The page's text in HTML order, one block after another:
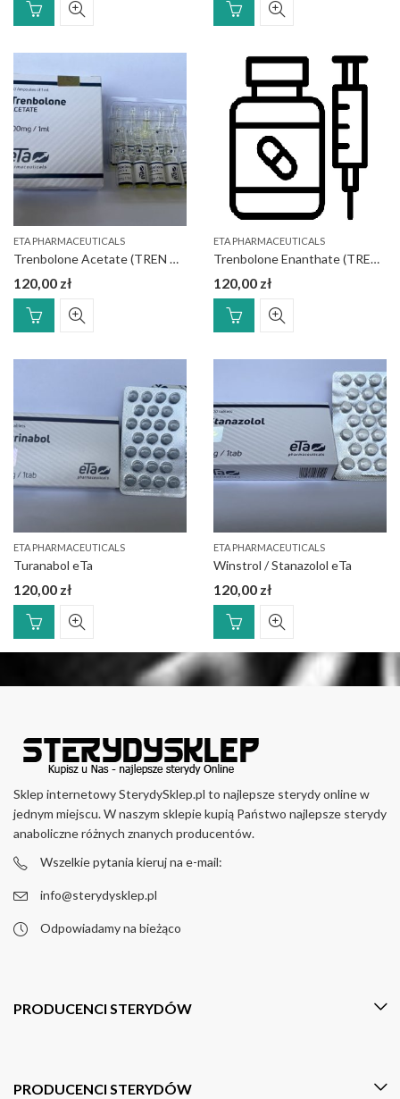
ETA PHARMACEUTICALS
Trenbolone Acetate (TREN A) eTa
120,00 zł
ETA PHARMACEUTICALS
Trenbolone Enanthate (TREN E) eTa
120,00 zł
ETA PHARMACEUTICALS
Turanabol eTa
120,00 zł
ETA PHARMACEUTICALS
Winstrol / Stanazolol eTa
120,00 zł
Sklep internetowy SterydySklep.pl to najlepsze sterydy online w
jednym miejscu. W naszym sklepie kupią Państwo najlepsze sterydy
anaboliczne różnych znanych producentów.
Wszelkie pytania kieruj na e-mail:
info@sterydysklep.pl
Odpowiadamy na bieżąco
PRODUCENCI STERYDÓW
PRODUCENCI STERYDÓW